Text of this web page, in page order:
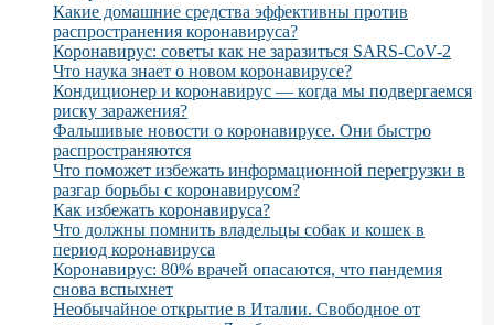
Какие домашние средства эффективны против
распространения коронавируса?
Коронавирус: советы как не заразиться SARS-CoV-2
Что наука знает о новом коронавирусе?
Кондиционер и коронавирус — когда мы подвергаемся
риску заражения?
Фальшивые новости о коронавирусе. Они быстро
распространяются
Что поможет избежать информационной перегрузки в
разгар борьбы с коронавирусом?
Как избежать коронавируса?
Что должны помнить владельцы собак и кошек в
период коронавируса
Коронавирус: 80% врачей опасаются, что пандемия
снова вспыхнет
Необычайное открытие в Италии. Свободное от